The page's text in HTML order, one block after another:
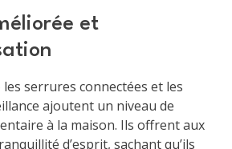
et
serrures connectées et les
ajoutent un niveau de
à la maison. Ils offrent aux
d’esprit, sachant qu’ils